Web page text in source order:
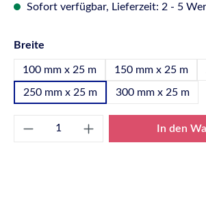
Sofort verfügbar, Lieferzeit: 2 - 5
Breite
100 mm x 25 m 150 mm x 25 m
250 mm x 25 m 300 mm x 25 m
Produkt Anzahl: Gib den
In den